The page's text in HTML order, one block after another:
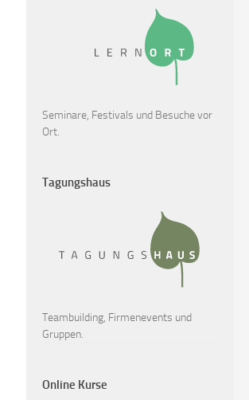
Seminare, Festivals und Besuche vor
Ort.
Tagungshaus
Teambuilding, Firmenevents und
Gruppen.
Online Kurse